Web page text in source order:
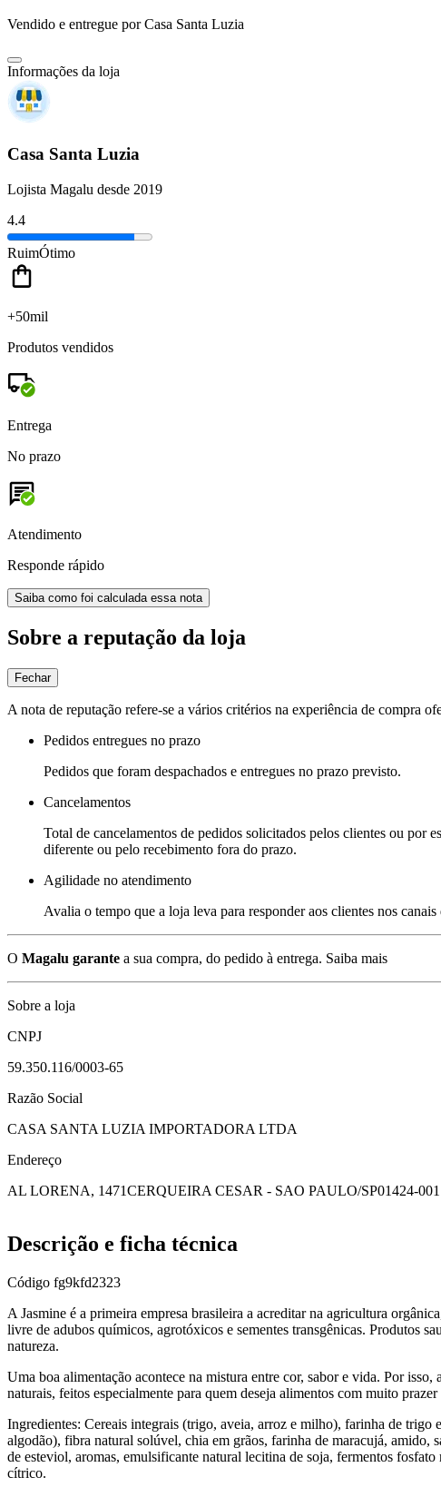
Vendido e entregue por Casa Santa Luzia
Informações da loja
Casa Santa Luzia
Lojista Magalu desde 2019
4.4
RuimÓtimo
+50mil
Produtos vendidos
Entrega
No prazo
Atendimento
Responde rápido
Saiba como foi calculada essa nota
Sobre a reputação da loja
Fechar
A nota de reputação refere-se a vários critérios na experiência de compra
Pedidos entregues no prazo
Pedidos que foram despachados e entregues no prazo previsto.
Cancelamentos
Total de cancelamentos de pedidos solicitados pelos clientes ou por
diferente ou pelo recebimento fora do prazo.
Agilidade no atendimento
Avalia o tempo que a loja leva para responder aos clientes nos
O Magalu garante a sua compra, do pedido à entrega. Saiba mais
Sobre a loja
CNPJ
59.350.116/0003-65
Razão Social
CASA SANTA LUZIA IMPORTADORA LTDA
Endereço
AL LORENA, 1471CERQUEIRA CESAR - SAO PAULO/SP01424-001
Descrição e ficha técnica
Código fg9kfd2323
A Jasmine é a primeira empresa brasileira a acreditar na agricultura
livre de adubos químicos, agrotóxicos e sementes transgênicas. Produtos
natureza.
Uma boa alimentação acontece na mistura entre cor, sabor e vida. Por
naturais, feitos especialmente para quem deseja alimentos com muito prazer
Ingredientes: Cereais integrais (trigo, aveia, arroz e milho), farinha de
algodão), fibra natural solúvel, chia em grãos, farinha de maracujá,
de esteviol, aromas, emulsificante natural lecitina de soja, fermentos
cítrico.